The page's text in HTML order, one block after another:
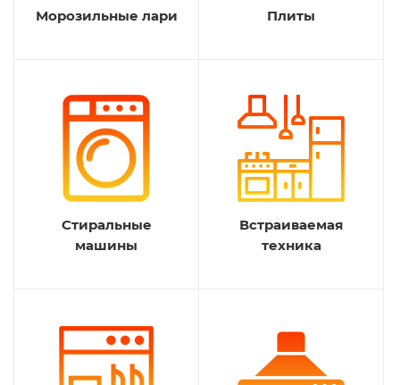
Морозильные лари Плиты
Стиральные
машины
Встраиваемая
техника